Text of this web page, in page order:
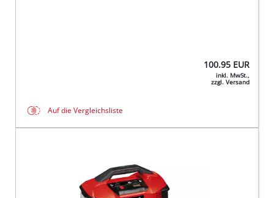
100.95 EUR
inkl. MwSt.,
zzgl. Versand
Auf die Vergleichsliste